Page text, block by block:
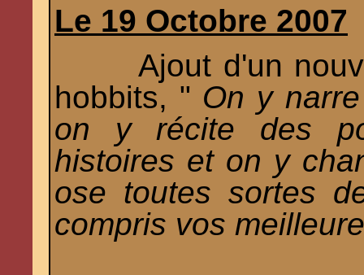
Le 19 Octobre 2007
Ajout d'un
hobbits, " On y
on y récite des
histoires et on y
ose toutes sortes
compris vos